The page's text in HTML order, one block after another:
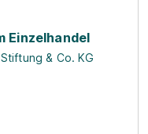
Einzelhandel
& Co. KG